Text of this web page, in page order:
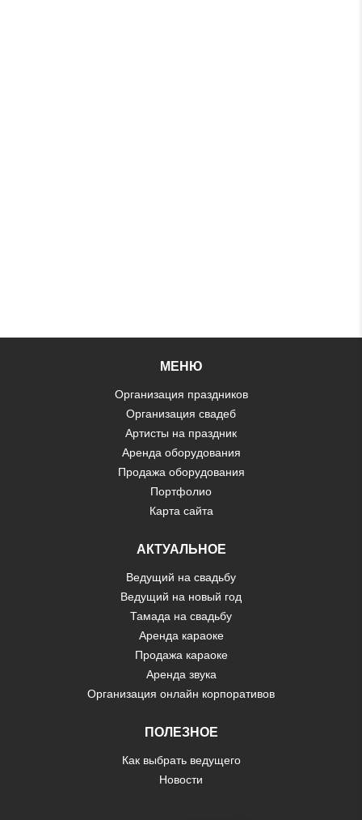
МЕНЮ
Организация праздников
Организация свадеб
Артисты на праздник
Аренда оборудования
Продажа оборудования
Портфолио
Карта сайта
АКТУАЛЬНОЕ
Ведущий на свадьбу
Ведущий на новый год
Тамада на свадьбу
Аренда караоке
Продажа караоке
Аренда звука
Организация онлайн корпоративов
ПОЛЕЗНОЕ
Как выбрать ведущего
Новости